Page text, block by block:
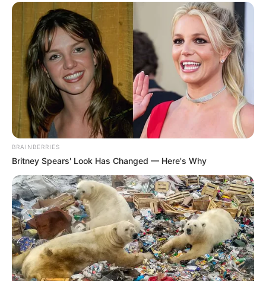
BRAINBERRIES
Britney Spears' Look Has Changed — Here's Why